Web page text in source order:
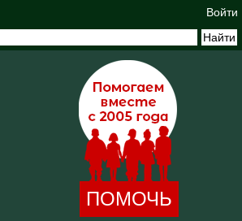
Войти
ПОМОЧЬ